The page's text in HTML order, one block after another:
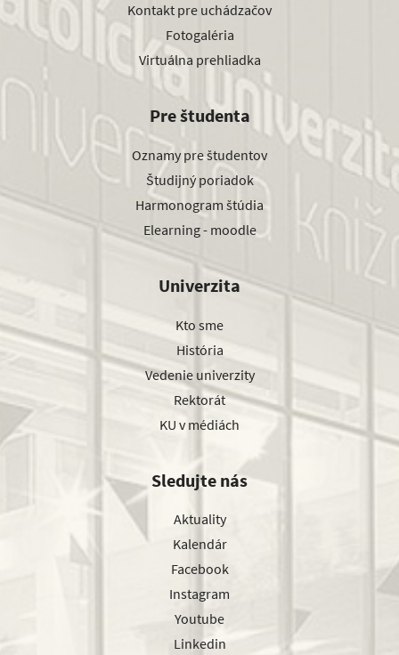
Kontakt pre uchádzačov
Fotogaléria
Virtuálna prehliadka
Pre študenta
Oznamy pre študentov
Študijný poriadok
Harmonogram štúdia
Elearning - moodle
Univerzita
Kto sme
História
Vedenie univerzity
Rektorát
KU v médiách
Sledujte nás
Aktuality
Kalendár
Facebook
Instagram
Youtube
Linkedin